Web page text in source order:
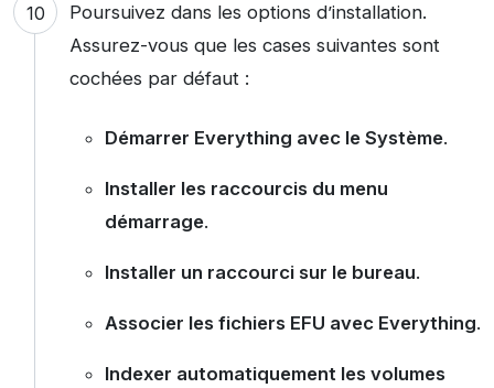
Poursuivez dans les options d’installation.
Assurez-vous que les cases suivantes sont
cochées par défaut :
Démarrer Everything avec le Système.
Installer les raccourcis du menu
démarrage.
Installer un raccourci sur le bureau.
Associer les fichiers EFU avec Everything.
Indexer automatiquement les volumes